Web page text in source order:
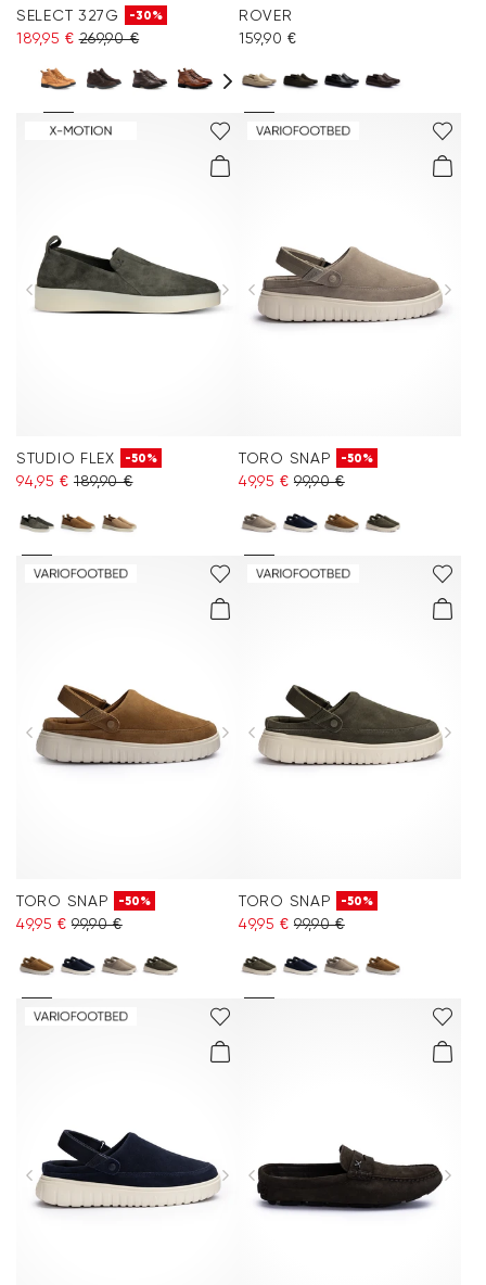
SELECT 327G -30%
189,95 € 269,90 €
ROVER
159,90 €
STUDIO FLEX -50%
94,95 € 189,90 €
TORO SNAP -50%
49,95 € 99,90 €
TORO SNAP -50%
49,95 € 99,90 €
TORO SNAP -50%
49,95 € 99,90 €